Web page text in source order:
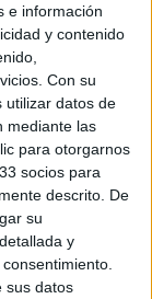
e información
y contenido
Con su
utilizar datos de
mediante las
para otorgarnos
socios para
descrito. De
su
y
sus datos